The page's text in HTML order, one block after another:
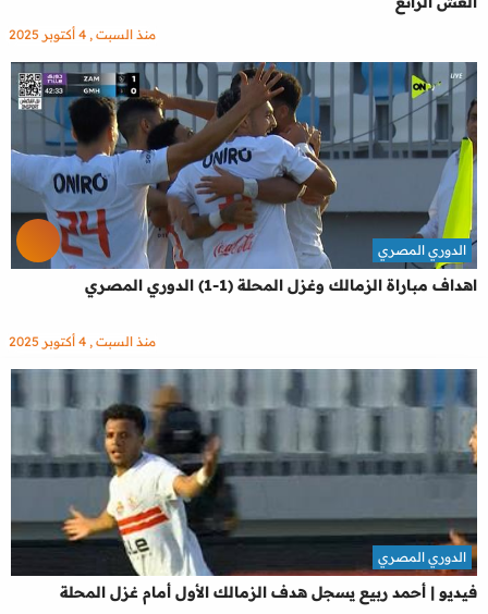
منذ السبت , 4 أكتوبر 2025
اهداف مباراة الزمالك وغزل المحلة (1-1) الدوري المصري
الدوري المصري
منذ السبت , 4 أكتوبر 2025
فيديو | أحمد ربيع يسجل هدف الزمالك الأول أمام غزل المحلة
الدوري المصري